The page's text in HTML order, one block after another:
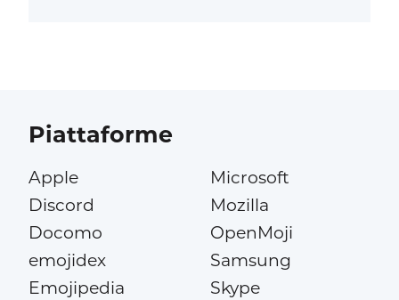
Piattaforme
Apple
Discord
Docomo
emojidex
Emojipedia
Microsoft
Mozilla
OpenMoji
Samsung
Skype